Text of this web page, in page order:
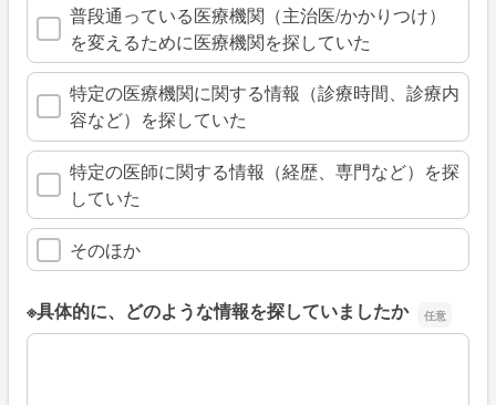
普段通っている医療機関（主治医/かかりつけ）
を変えるために医療機関を探していた
特定の医療機関に関する情報（診療時間、診療内
容など）を探していた
特定の医師に関する情報（経歴、専門など）を探
していた
そのほか
※具体的に、どのような情報を探していましたか
※具体的に、どのような情報を探していましたか